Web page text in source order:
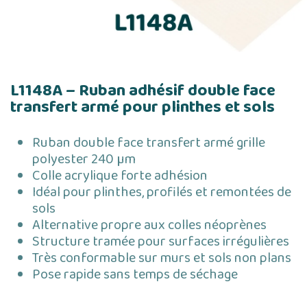
L1148A – Ruban adhésif double face
transfert armé pour plinthes et sols
Ruban double face transfert armé grille
polyester 240 µm
Colle acrylique forte adhésion
Idéal pour plinthes, profilés et remontées de
sols
Alternative propre aux colles néoprènes
Structure tramée pour surfaces irrégulières
Très conformable sur murs et sols non plans
Pose rapide sans temps de séchage